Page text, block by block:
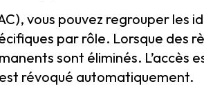
vous pouvez regrouper les
par rôle. Lorsque des
sont éliminés. L’accès
révoqué automatiquement.